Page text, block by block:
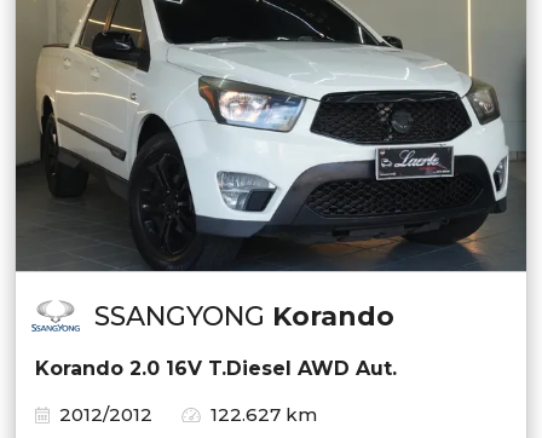
SSANGYONG Korando
Korando 2.0 16V T.Diesel AWD Aut.
2012/2012
122.627 km